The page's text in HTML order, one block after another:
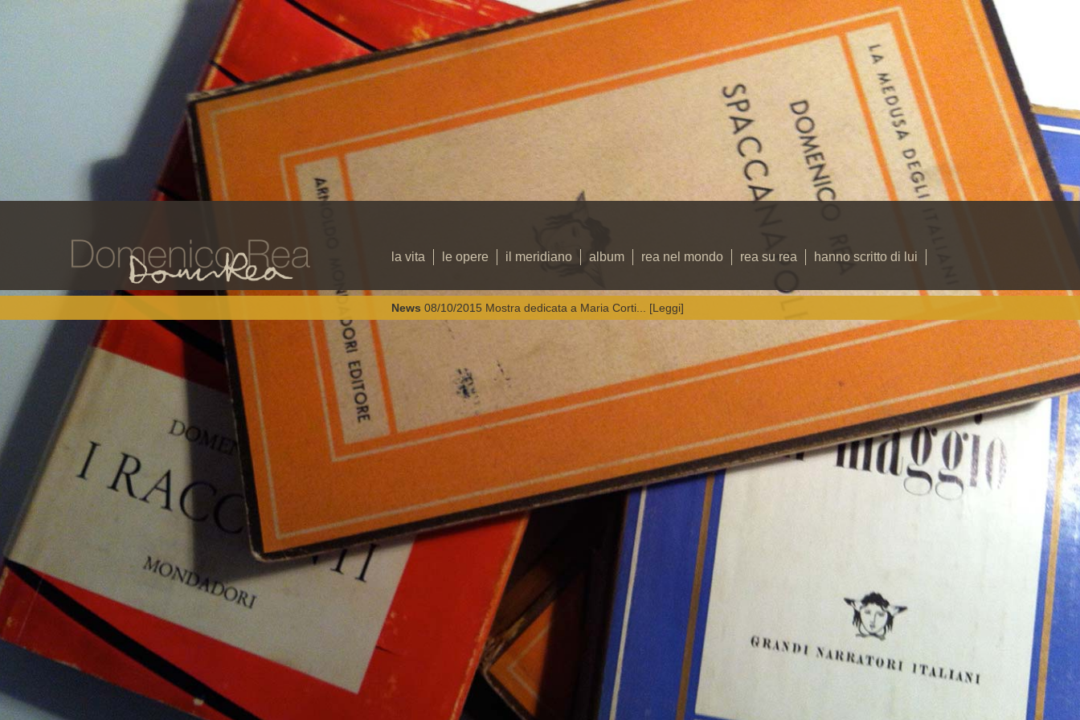
la vita le opere il meridiano album rea nel mondo rea su rea hanno scritto di lui
News 08/10/2015 Mostra dedicata a Maria Corti... [Leggi]